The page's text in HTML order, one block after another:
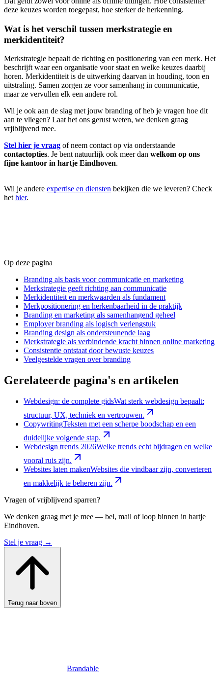
deze keuzes worden toegepast, hoe sterker de herkenning.
Wat is het verschil tussen merkstrategie en
merkidentiteit?
Merkstrategie bepaalt de richting en positionering van een merk. Het
beschrijft waar een organisatie voor staat en welke keuzes daarbij
horen. Merkidentiteit is de uitwerking daarvan in houding, toon en
uitstraling. Samen zorgen ze voor samenhang in communicatie,
maar ze vervullen elk een andere rol.
Wil je ook aan de slag met jouw branding of heb je vragen hoe dit
aan te vliegen? Laat het ons gerust weten, we denken graag
vrjiblijvend mee.
Stel hier je vraag of neem contact op via onderstaande
contactopties. Je bent natuurlijk ook meer dan welkom op ons
fijne kantoor in hartje Eindhoven.
Wil je andere expertise en diensten bekijken die we leveren? Check
hethier.
Op deze pagina
Branding als basis voor communicatie en marketing
Merkstrategie geeft richting aan communicatie
Merkidentiteit en merkwaarden als fundament
Merkpositionering en herkenbaarheid in de praktijk
Branding en marketing als samenhangend geheel
Employer branding als logisch verlengstuk
Branding design als ondersteunende laag
Merkstrategie als verbindende kracht binnen online marketing
Consistentie ontstaat door bewuste keuzes
Veelgestelde vragen over branding
Gerelateerde pagina's en artikelen
Webdesign: de complete gidsWat sterk webdesign bepaalt:
structuur, UX, techniek en vertrouwen.
CopywritingTeksten met een scherpe boodschap en een
duidelijke volgende stap.
Webdesign trends 2026Welke trends echt bijdragen en welke
vooral ruis zijn.
Websites laten makenWebsites die vindbaar zijn, converteren
en makkelijk te beheren zijn.
Vragen of vrijblijvend sparren?
We denken graag met je mee — bel, mail of loop binnen in hartje
Eindhoven.
Stel je vraag →
Terug naar boven
Brandable